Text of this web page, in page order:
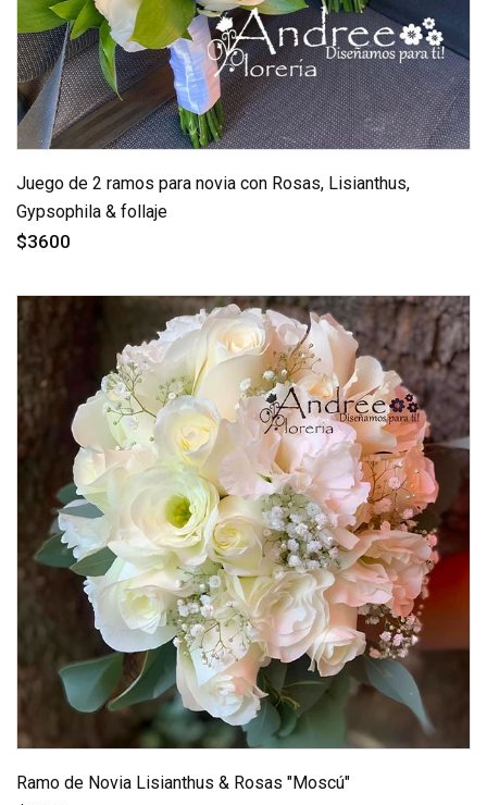
Juego de 2 ramos para novia con Rosas, Lisianthus,
Gypsophila & follaje
$3600
Ramo de Novia Lisianthus & Rosas "Moscú"